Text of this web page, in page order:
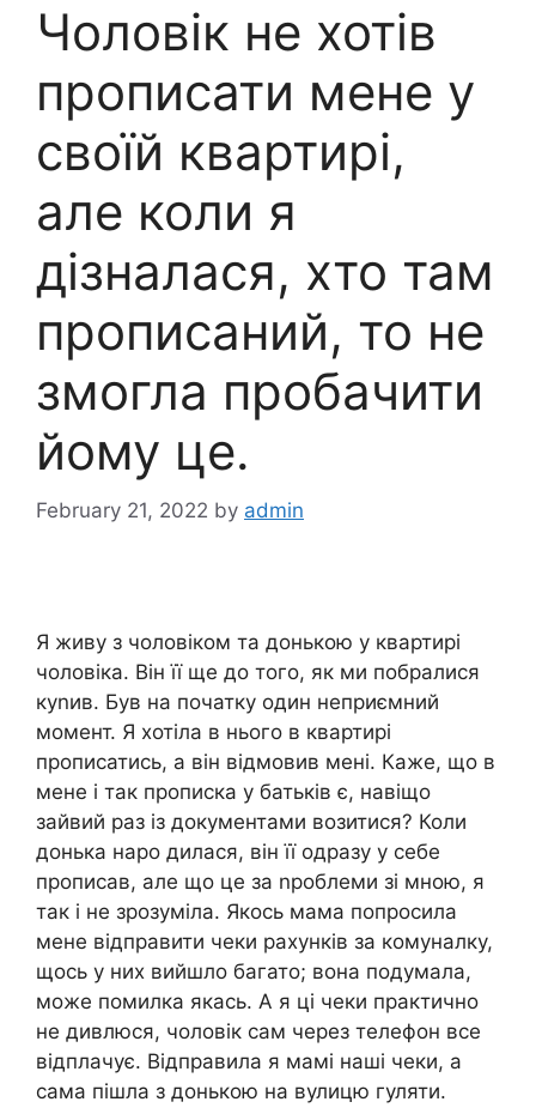
Чоловік не хотів
прописати мене у
своїй квартирі,
але коли я
дізналася, хто там
прописаний, то не
змогла пробачити
йому це.
February 21, 2022 by admin
Я живу з чоловіком та донькою у квартирі
чоловіка. Він її ще до того, як ми побралися
куnив. Був на початку один неприємний
момент. Я хотіла в нього в квартирі
прописатись, а він відмовив мені. Каже, що в
мене і так прописка у батьків є, навіщо
зайвий раз із документами возитися? Коли
донька наро дилася, він її одразу у себе
прописав, але що це за nроблеми зі мною, я
так і не зрозуміла. Якось мама попросила
мене відправити чеки рахунків за комуналку,
щось у них вийшло багато; вона подумала,
може помилка якась. А я ці чеки практично
не дивлюся, чоловік сам через телефон все
відплачує. Відправила я мамі наші чеки, а
сама пішла з донькою на вулицю гуляти.